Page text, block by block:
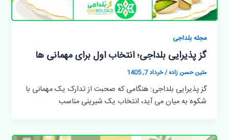
مجله بلداجی
گز پذیرایی بلداجی؛ انتخاب اول برای مهمانی ها
متین حسن زاده/خرداد 7, 1405
گز پذیرایی بلداجی: هنگامی که صحبت از تدارک یک مهمانی با
شکوه به میان می آید، انتخاب یک شیرینی مناسب